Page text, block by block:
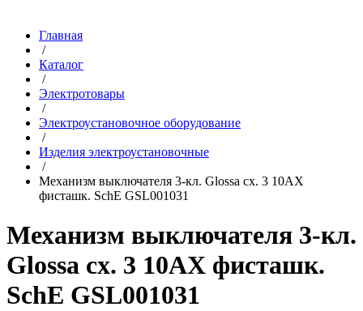
Главная
/
Каталог
/
Электротовары
/
Электроустановочное оборудование
/
Изделия электроустановочные
/
Механизм выключателя 3-кл. Glossa сх. 3 10AX
фисташк. SchE GSL001031
Механизм выключателя 3-кл.
Glossa сх. 3 10AX фисташк.
SchE GSL001031